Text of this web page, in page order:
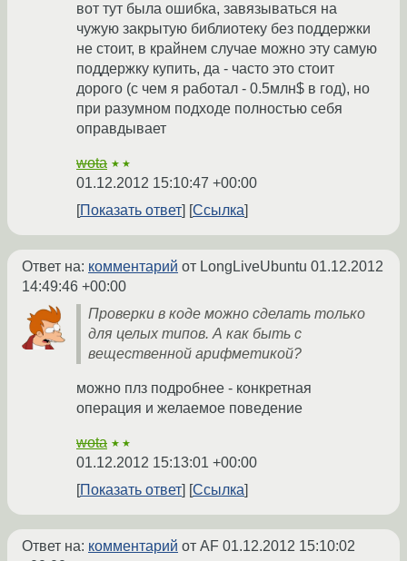
вот тут была ошибка, завязываться на
чужую закрытую библиотеку без поддержки
не стоит, в крайнем случае можно эту самую
поддержку купить, да - часто это стоит
дорого (с чем я работал - 0.5млн$ в год), но
при разумном подходе полностью себя
оправдывает
wota ★★
01.12.2012 15:10:47 +00:00
Показать ответ
Ссылка
Ответ на: комментарий от LongLiveUbuntu 01.12.2012
14:49:46 +00:00
Проверки в коде можно сделать только
для целых типов. А как быть с
вещественной арифметикой?
можно плз подробнее - конкретная
операция и желаемое поведение
wota ★★
01.12.2012 15:13:01 +00:00
Показать ответ
Ссылка
Ответ на: комментарий от AF 01.12.2012 15:10:02